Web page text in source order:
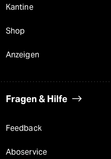
Kantine
Shop
Anzeigen
Fragen & Hilfe
Feedback
Aboservice